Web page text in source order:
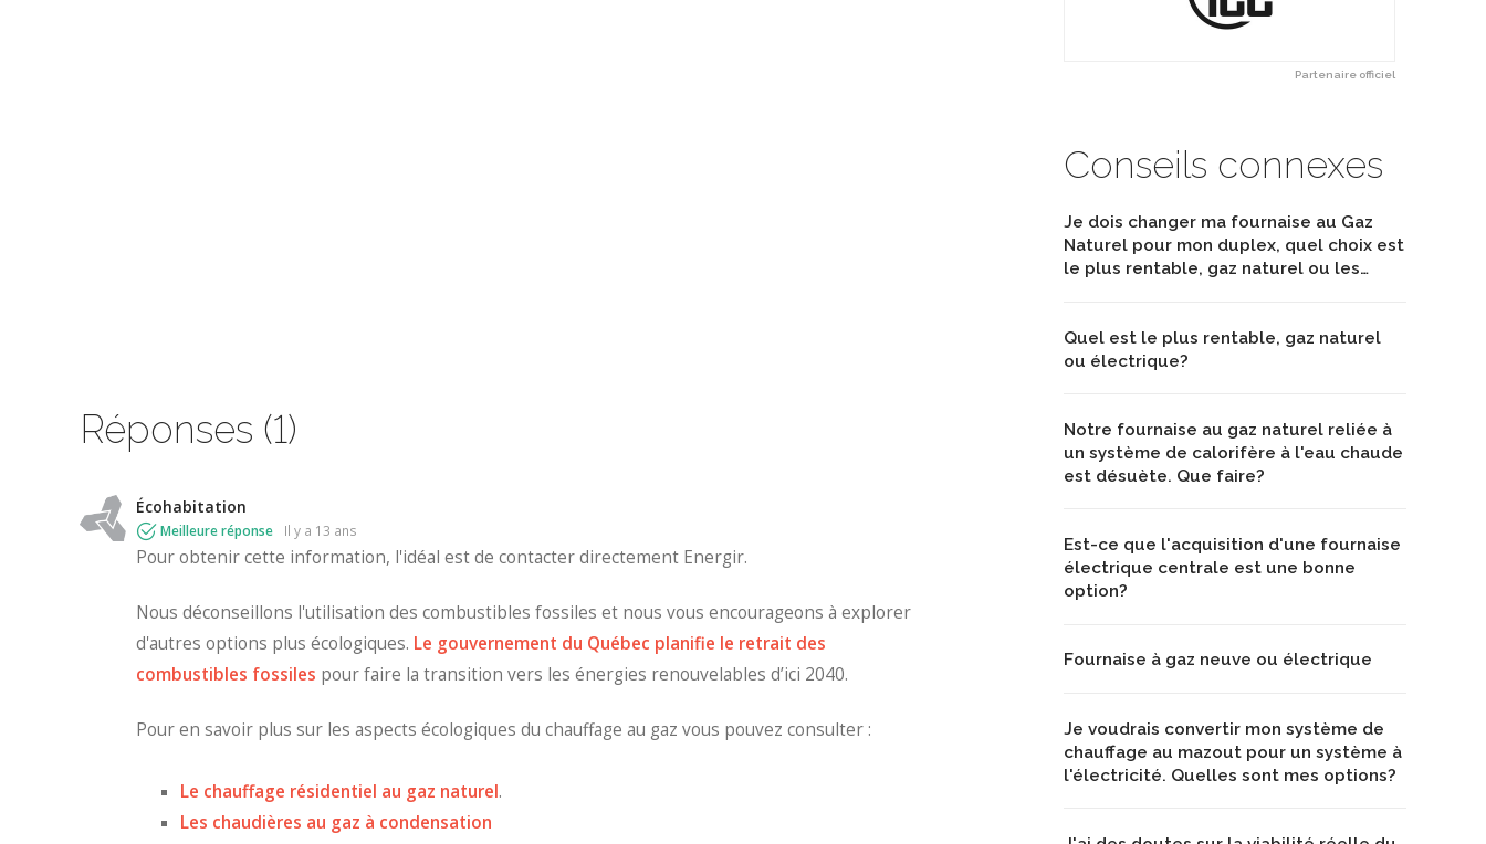
Partenaire officiel
Conseils connexes
Je dois changer ma fournaise au Gaz
Naturel pour mon duplex, quel choix est
le plus rentable, gaz naturel ou les…
Quel est le plus rentable, gaz naturel
ou électrique?
Notre fournaise au gaz naturel reliée à
un système de calorifère à l'eau chaude
est désuète. Que faire?
Est-ce que l'acquisition d'une fournaise
électrique centrale est une bonne
option?
Fournaise à gaz neuve ou électrique
Je voudrais convertir mon système de
chauffage au mazout pour un système à
l'électricité. Quelles sont mes options?
Réponses (1)
Écohabitation
Meilleure réponse il y a 13 ans
Pour obtenir cette information, l'idéal est de contacter directement Energir.
Nous déconseillons l'utilisation des combustibles fossiles et nous vous encourageons à explorer
d'autres options plus écologiques. Le gouvernement du Québec planifie le retrait des
combustibles fossiles pour faire la transition vers les énergies renouvelables d’ici 2040.
Pour en savoir plus sur les aspects écologiques du chauffage au gaz vous pouvez consulter :
Le chauffage résidentiel au gaz naturel.
Les chaudières au gaz à condensation